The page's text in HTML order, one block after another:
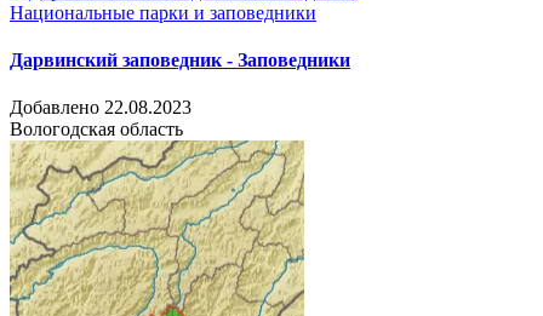
Национальные парки и заповедники
Дарвинский заповедник - Заповедники
Добавлено 22.08.2023
Вологодская область